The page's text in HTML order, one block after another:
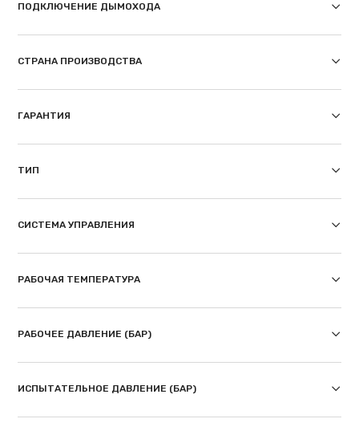
ПОДКЛЮЧЕНИЕ ДЫМОХОДА
СТРАНА ПРОИЗВОДСТВА
ГАРАНТИЯ
ТИП
СИСТЕМА УПРАВЛЕНИЯ
РАБОЧАЯ ТЕМПЕРАТУРА
РАБОЧЕЕ ДАВЛЕНИЕ (БАР)
ИСПЫТАТЕЛЬНОЕ ДАВЛЕНИЕ (БАР)